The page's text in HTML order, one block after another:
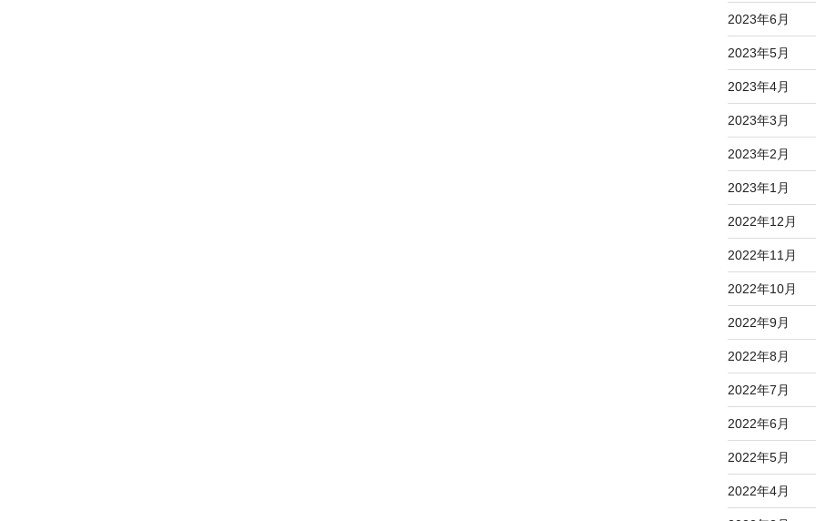
2023年6月
2023年5月
2023年4月
2023年3月
2023年2月
2023年1月
2022年12月
2022年11月
2022年10月
2022年9月
2022年8月
2022年7月
2022年6月
2022年5月
2022年4月